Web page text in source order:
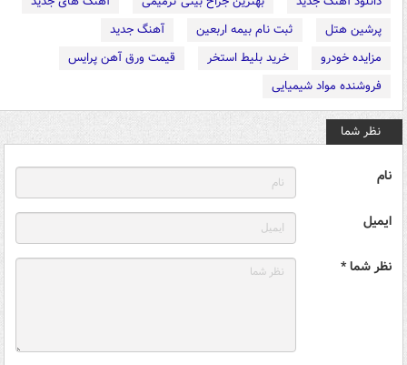
پرشین هتل
ثبت نام بیمه اربعین
آهنگ جدید
مزایده خودرو
خرید بلیط استخر
قیمت ورق آهن پرایس
فروشنده مواد شیمیایی
نظر شما
نام
ایمیل
نظر شما *